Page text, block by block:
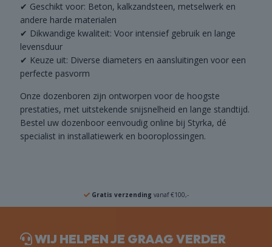
✔ Geschikt voor: Beton, kalkzandsteen, metselwerk en
andere harde materialen
✔ Dikwandige kwaliteit: Voor intensief gebruik en lange
levensduur
✔ Keuze uit: Diverse diameters en aansluitingen voor een
perfecte pasvorm
Onze dozenboren zijn ontworpen voor de hoogste
prestaties, met uitstekende snijsnelheid en lange standtijd.
Bestel uw dozenboor eenvoudig online bij Styrka, dé
specialist in installatiewerk en booroplossingen.
Gratis verzending vanaf €100,-
WIJ HELPEN JE GRAAG VERDER